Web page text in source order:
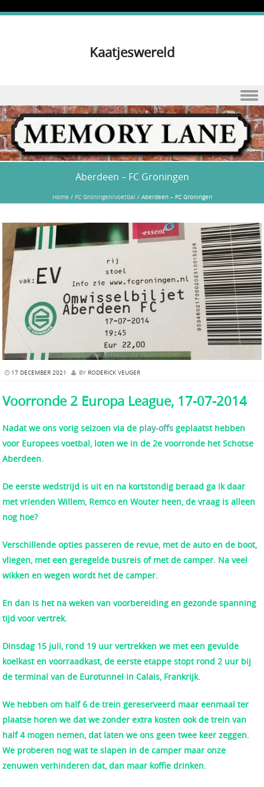
Kaatjeswereld
Skip to content
Aberdeen – FC Groningen
Home / FC Groningen/voetbal /Aberdeen – FC Groningen
17 DECEMBER 2021 BY RODERICK VEUGER
Voorronde 2 Europa League, 17-07-2014
Nadat we ons vorig seizoen via de play-offs geplaatst hebben
voor Europees voetbal, loten we in de 2e voorronde het Schotse
Aberdeen.
De eerste wedstrijd is uit en na kortstondig beraad ga ik daar
met vrienden Willem, Remco en Wouter heen, de vraag is alleen
nog hoe?
Verschillende opties passeren de revue, met de auto en de boot,
vliegen, met een geregelde busreis of met de camper. Na veel
wikken en wegen wordt het de camper.
En dan is het na weken van voorbereiding en gezonde spanning
tijd voor vertrek.
Dinsdag 15 juli, rond 19 uur vertrekken we met een gevulde
koelkast en voorraadkast, de eerste etappe stopt rond 2 uur bij
de terminal van de Eurotunnel in Calais, Frankrijk.
We hebben om half 6 de trein gereserveerd maar eenmaal ter
plaatse horen we dat we zonder extra kosten ook de trein van
half 4 mogen nemen, dat laten we ons geen twee keer zeggen.
We proberen nog wat te slapen in de camper maar onze
zenuwen verhinderen dat, dan maar koffie drinken.